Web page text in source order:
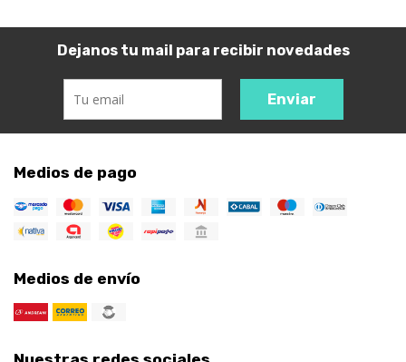
Dejanos tu mail para recibir novedades
Enviar
Medios de pago
Medios de envío